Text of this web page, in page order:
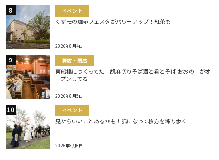
イベント
くずモの珈琲フェスタがパワーアップ！紅茶も
2026年8月4日
開店・閉店
東船橋につくってた「胡麻切りそば酒と肴とそば おおの」がオ
ープンしてる
2026年8月5日
イベント
見たらいいことあるかも！狐になって枚方を練り歩く
2026年8月6日